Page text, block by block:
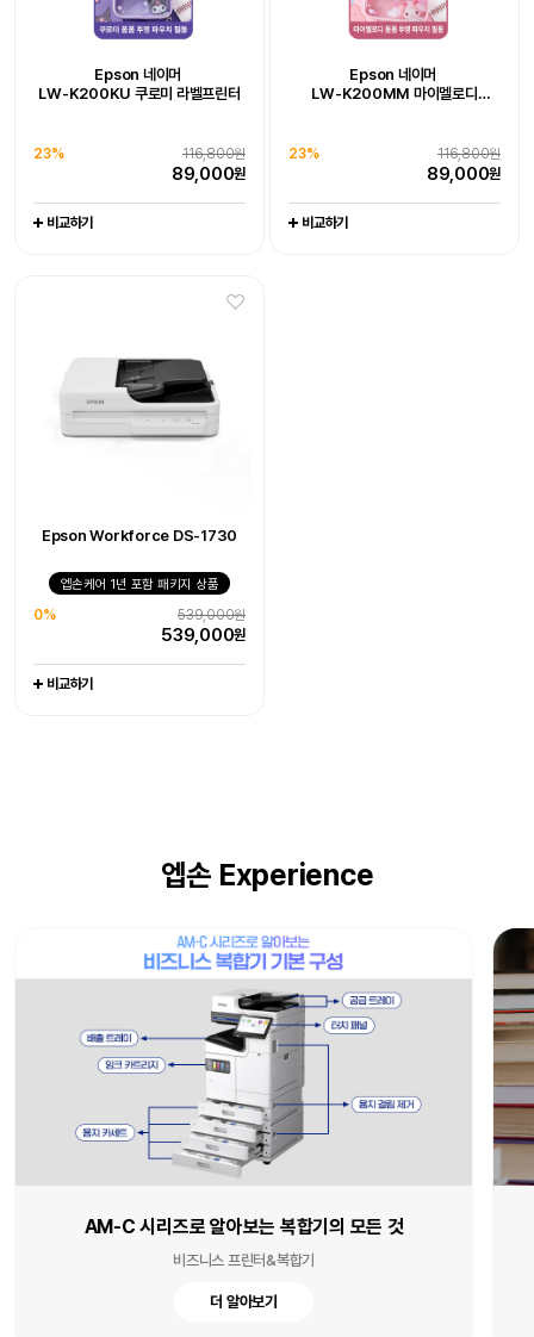
Epson 네이머
LW-K200KU 쿠로미 라벨프린터
116,800원
23%
89,000원
비교하기
Epson 네이머
LW-K200MM 마이멜로디
116,800원
23%
89,000원
비교하기
Epson Workforce DS-1730
엡손케어 1년 포함 패키지 상품
539,000원
0%
539,000원
비교하기
Epson WorkForce DS-785W
519,000원
비교하기
Epson Workforce DS-1730
539,000원
비교하기
엡손케어 1년 포함 패키지 상품
405,000원
비교하기
Epson 네이머
LW-K200DA 곰돌이 푸 라벨프린터
128,000원
102,800원
비교하기
엡손 Experience
북 스캐너로 스마트하게 시험 준비하기
문서 스캐너
더 알아보기